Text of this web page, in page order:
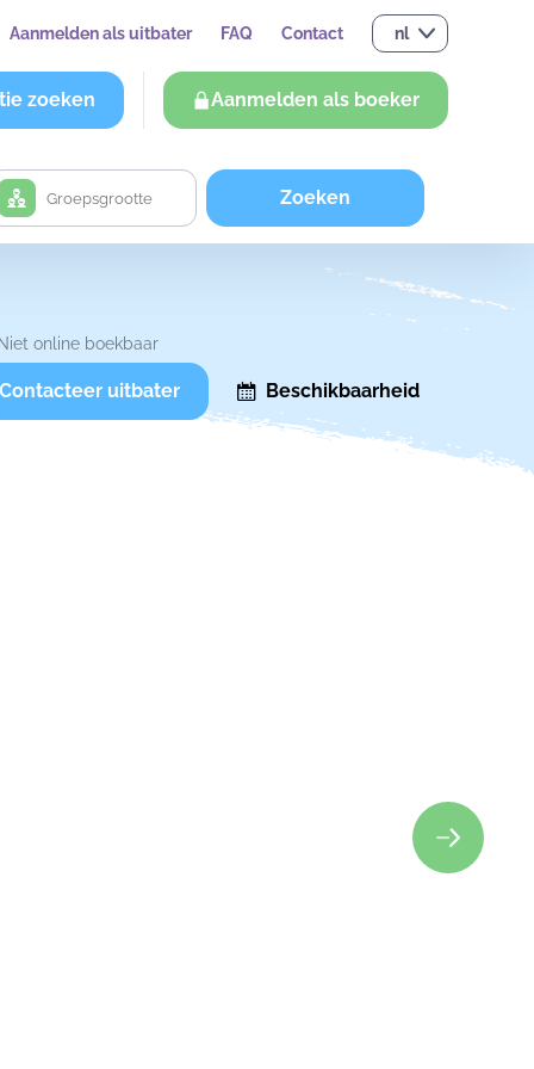
Aanmelden als uitbater FAQ Contact nl
zoeken Aanmelden als boeker
Zoeken
Niet online boekbaar
Contacteer uitbater Beschikbaarheid